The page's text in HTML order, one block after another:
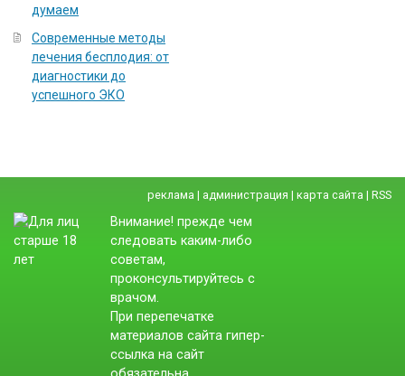
думаем
Современные методы
лечения бесплодия: от
диагностики до
успешного ЭКО
реклама | администрация | карта сайта | RSS
Внимание! прежде чем
следовать каким-либо
советам,
проконсультируйтесь с
врачом.
При перепечатке
материалов сайта гипер-
ссылка на сайт